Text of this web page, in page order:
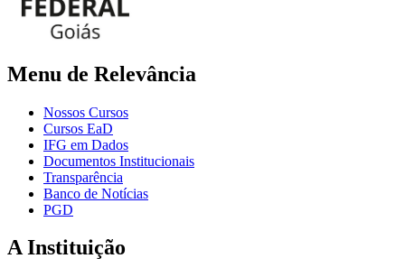
Menu de Relevância
Nossos Cursos
Cursos EaD
IFG em Dados
Documentos Institucionais
Transparência
Banco de Notícias
PGD
A Instituição